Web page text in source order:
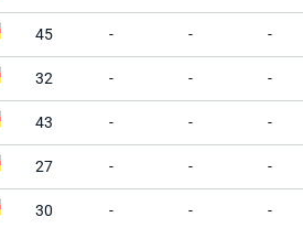
45 - - -
32 - - -
43 - - -
27 - - -
30 - - -